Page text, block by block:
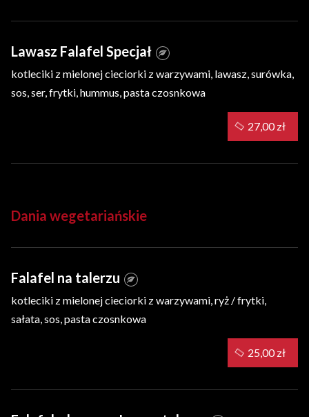
Lawasz Falafel Specjał
kotleciki z mielonej cieciorki z warzywami, lawasz, surówka,
sos, ser, frytki, hummus, pasta czosnkowa
Dania wegetariańskie
Falafel na talerzu
kotleciki z mielonej cieciorki z warzywami, ryż / frytki,
sałata, sos, pasta czosnkowa